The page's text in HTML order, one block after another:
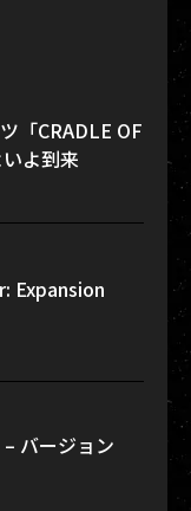
「CRADLE OF
よ到来
Expansion
バージョン